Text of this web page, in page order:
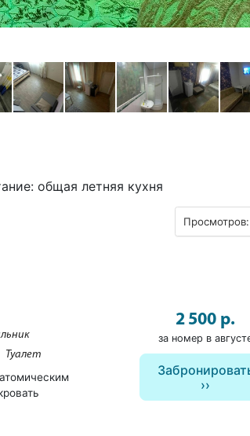
общая летняя кухня
Туалет
2 500 р.
за номер в